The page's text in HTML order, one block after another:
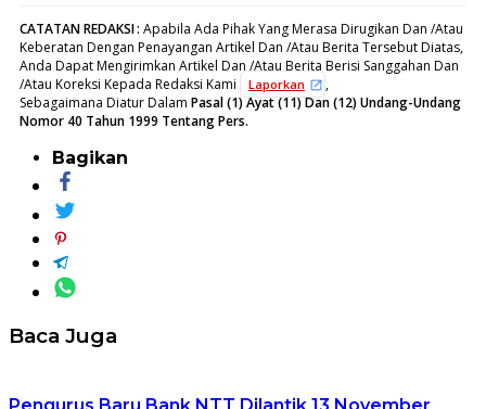
CATATAN REDAKSI: Apabila Ada Pihak Yang Merasa Dirugikan Dan /Atau
Keberatan Dengan Penayangan Artikel Dan /Atau Berita Tersebut Diatas,
Anda Dapat Mengirimkan Artikel Dan /Atau Berita Berisi Sanggahan Dan
/Atau Koreksi Kepada Redaksi Kami
Laporkan
,
Sebagaimana Diatur Dalam Pasal (1) Ayat (11) Dan (12) Undang-Undang
Nomor 40 Tahun 1999 Tentang Pers.
Bagikan
Baca Juga